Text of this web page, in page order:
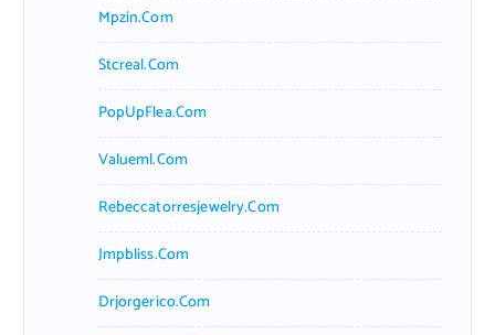
Mpzin.com
Stcreal.com
PopUpFlea.com
Valueml.com
Rebeccatorresjewelry.com
Jmpbliss.com
Drjorgerico.com